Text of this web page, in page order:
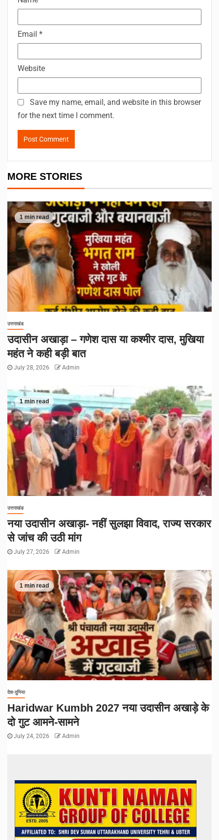
Email *
Website
Save my name, email, and website in this browser
for the next time I comment.
MORE STORIES
1 min read
उत्तराखंड
उदासीन अखाड़ा – गणेश दास या कश्मीर दास, मुखिया
महंत ने कही बड़ी बात
July 28, 2026 Admin
1 min read
उत्तराखंड
नया उदासीन अखाड़ा- नहीं सुलझा विवाद, राज्य सरकार
से जांच की उठी मांग
July 27, 2026 Admin
1 min read
देश-दुनिया
Haridwar Kumbh 2027 नया उदासीन अखाड़े के
दो गुट आमने-सामने
July 24, 2026 Admin